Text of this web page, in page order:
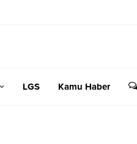
LGS Kamu Haber